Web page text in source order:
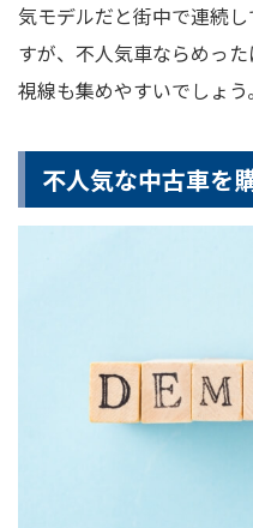
気モデルだと街中で連続
すが、不人気車ならめっ
視線も集めやすいでしょう。
不人気な中古車を